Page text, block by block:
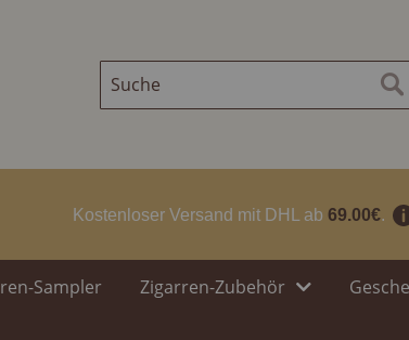
Suche
Kostenloser Versand mit DHL ab 69.00€.
Sampler Zigarren-Zubehör